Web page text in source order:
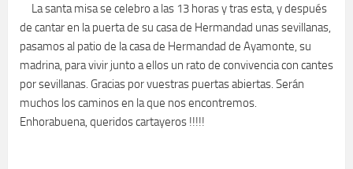
La santa misa se celebro a las 13 horas y tras esta, y después
de cantar en la puerta de su casa de Hermandad unas sevillanas,
pasamos al patio de la casa de Hermandad de Ayamonte, su
madrina, para vivir junto a ellos un rato de convivencia con cantes
por sevillanas. Gracias por vuestras puertas abiertas. Serán
muchos los caminos en la que nos encontremos.
Enhorabuena, queridos cartayeros !!!!!